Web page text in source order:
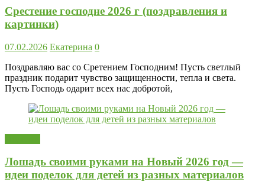
Срестение господне 2026 г (поздравления и
картинки)
07.02.2026 Екатерина 0
Поздравляю вас со Сретением Господним! Пусть светлый
праздник подарит чувство защищенности, тепла и света.
Пусть Господь одарит всех нас добротой,
Лошадь своими руками на Новый 2026 год —
идеи поделок для детей из разных материалов